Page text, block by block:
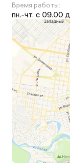
Время работы:
пн.-чт. с 09.00